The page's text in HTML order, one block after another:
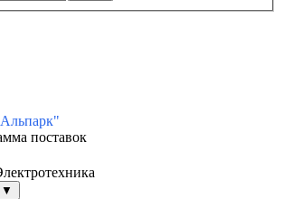
поставок
▼